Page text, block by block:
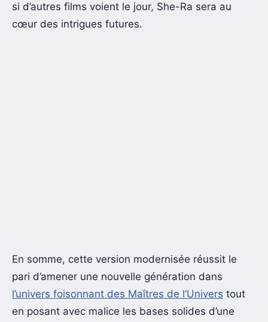
si d’autres films voient le jour, She-Ra sera au
cœur des intrigues futures.
En somme, cette version modernisée réussit le
pari d’amener une nouvelle génération dans
l’univers foisonnant des Maîtres de l’Univers tout
en posant avec malice les bases solides d’une